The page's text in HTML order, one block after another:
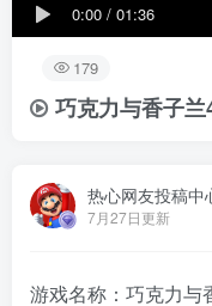
0:00 / 01:36
179
巧克力与香子
热心网友投稿中
7月27日更新
游戏名称：巧克力与